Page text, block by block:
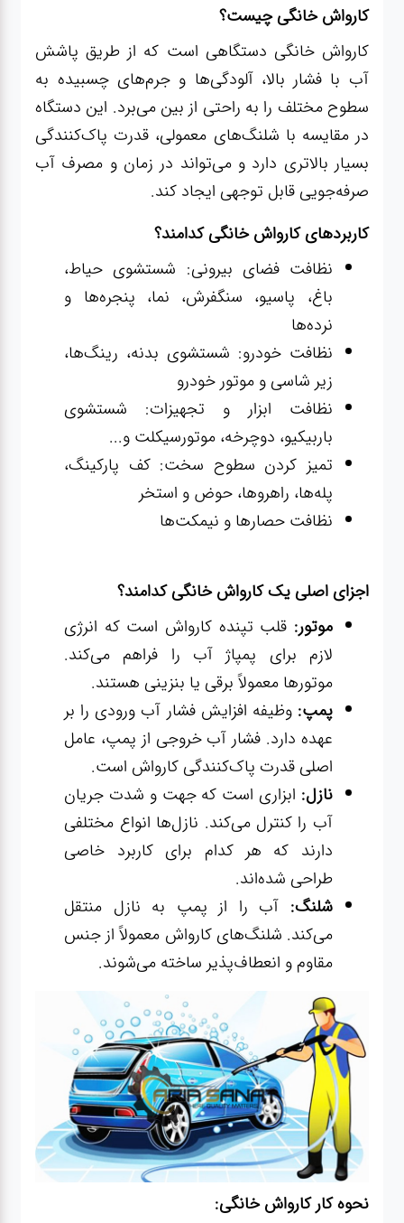
کارواش
لوازم
یدکی
معاینه
فنی
کارواش خانگی چیست؟
کارواش خانگی دستگاهی است که از طریق پاشش
آب با فشار بالا، آلودگی‌ها و جرم‌های چسبیده به
سطوح مختلف را به راحتی از بین می‌برد. این دستگاه
در مقایسه با شلنگ‌های معمولی، قدرت پاک‌کنندگی
بسیار بالاتری دارد و می‌تواند در زمان و مصرف آب
صرفه‌جویی قابل توجهی ایجاد کند.
کاربردهای کارواش خانگی کدامند؟
نظافت فضای بیرونی: شستشوی حیاط،
باغ، پاسیو، سنگفرش، نما، پنجره‌ها و
نرده‌ها
نظافت خودرو: شستشوی بدنه، رینگ‌ها،
زیر شاسی و موتور خودرو
نظافت ابزار و تجهیزات: شستشوی
باربیکیو، دوچرخه، موتورسیکلت و...
تمیز کردن سطوح سخت: کف پارکینگ،
پله‌ها، راهروها، حوض و استخر
نظافت حصارها و نیمکت‌ها
اجزای اصلی یک کارواش خانگی کدامند؟
موتور: قلب تپنده کارواش است که انرژی
لازم برای پمپاژ آب را فراهم می‌کند.
موتورها معمولاً برقی یا بنزینی هستند.
پمپ: وظیفه افزایش فشار آب ورودی را بر
عهده دارد. فشار آب خروجی از پمپ، عامل
اصلی قدرت پاک‌کنندگی کارواش است.
نازل: ابزاری است که جهت و شدت جریان
آب را کنترل می‌کند. نازل‌ها انواع مختلفی
دارند که هر کدام برای کاربرد خاصی
طراحی شده‌اند.
شلنگ: آب را از پمپ به نازل منتقل
می‌کند. شلنگ‌های کارواش معمولاً از جنس
مقاوم و انعطاف‌پذیر ساخته می‌شوند.
نحوه کار کارواش خانگی: